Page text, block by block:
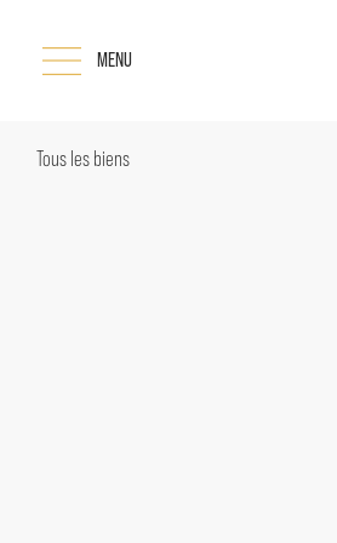
MENU
Tous les biens